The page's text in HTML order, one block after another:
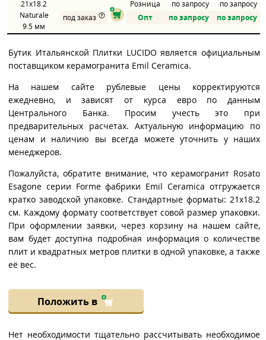
21x18.2
Naturale
9.5 мм
Розница по запросу
по запросу
под заказ
Опт по запросу по запросу
Бутик Итальянской Плитки LUCIDO является официальным
поставщиком керамогранита Emil Ceramica.
На нашем сайте рублевые цены корректируются
ежедневно, и зависят от курса евро по данным
Центрального Банка. Просим учесть это при
предварительных расчетах. Актуальную информацию по
ценам и наличию вы всегда можете уточнить у наших
менеджеров.
Пожалуйста, обратите внимание, что керамогранит Rosato
Esagone серии Forme фабрики Emil Ceramica отгружается
кратко заводской упаковке. Стандартные форматы: 21x18.2
см. Каждому формату соответствует совой размер упаковки.
При оформлении заявки, через корзину на нашем сайте,
вам будет доступна подробная информация о количестве
плит и квадратных метров плитки в одной упаковке, а также
её вес.
Положить в
Нет необходимости тщательно рассчитывать необходимое